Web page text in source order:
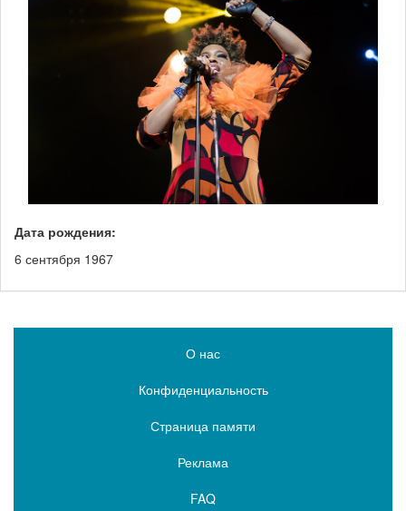
Дата рождения:
6 сентября 1967
О нас
Конфиденциальность
Страница памяти
Реклама
FAQ